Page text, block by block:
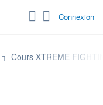
Connexion
Cours XTREME